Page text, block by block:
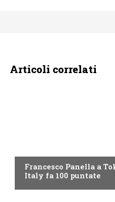
Articoli correlati
Francesco Panella a
Italy fa 100 puntate